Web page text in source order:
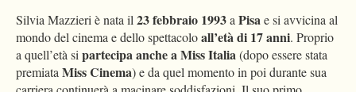
Silvia Mazzieri è nata il23 febbraio 1993aPisae si avvicina al
mondo del cinema e dello spettacoloall’età di 17 anni. Proprio
a quell’età sipartecipa anche a Miss Italia(dopo essere stata
premiataMiss Cinema) e da quel momento in poi durante sua